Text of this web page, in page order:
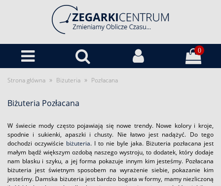
0
Strona główna » Biżuteria » Pozłacana
Biżuteria Pozłacana
W świecie mody często pojawiają się nowe trendy. Nowe kolory i kroje,
spodnie i sukienki, apaszki i chusty. Nie łatwo jest nadążyć. Do tego
dochodzi oczywiście biżuteria. I to nie byle jaka. Biżuteria pozłacana jest
małym bądź większym ozdobą naszego wystroju, to dodatek, który dodaje
nam blasku i szyku, a jej forma pokazuje innym kim jesteśmy. Pozłacana
biżuteria jest świetnym sposobem na wyrażenie siebie, pokazanie kim
jesteśmy. Damska biżuteria jest bardzo bogata w formy, mamy niezliczoną